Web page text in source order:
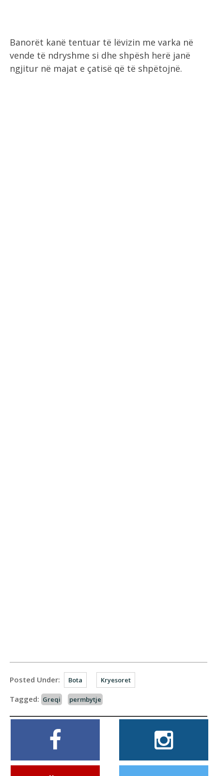
Banorët kanë tentuar të lëvizin me varka në
vende të ndryshme si dhe shpësh herë janë
ngjitur në majat e çatisë që të shpëtojnë.
Posted Under: Bota Kryesoret
Tagged: Greqi permbytje